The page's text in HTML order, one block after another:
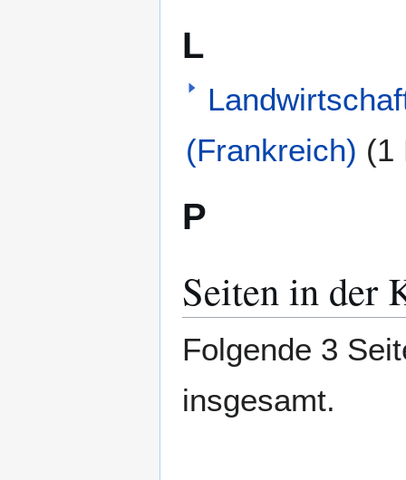
L
(Frankreich) (1
P
Seiten in der
Folgende 3
insgesamt.